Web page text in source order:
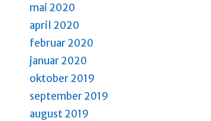
mai 2020
april 2020
februar 2020
januar 2020
oktober 2019
september 2019
august 2019